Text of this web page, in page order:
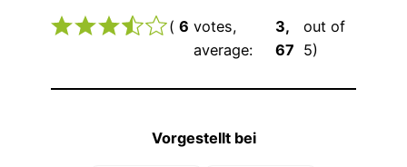
( 6 votes,
average:
3,
67
out of
5)
Vorgestellt bei